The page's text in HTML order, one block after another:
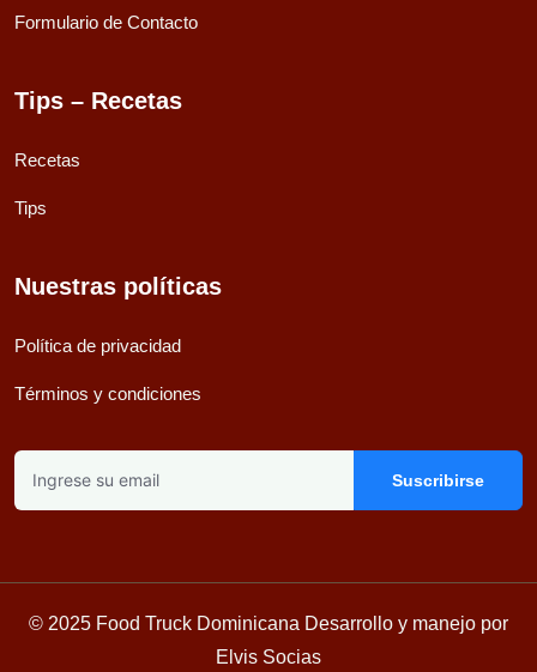
Formulario de Contacto
Tips – Recetas
Recetas
Tips
Nuestras políticas
Política de privacidad
Términos y condiciones
Suscribirse
© 2025 Food Truck Dominicana Desarrollo y manejo por
Elvis Socias